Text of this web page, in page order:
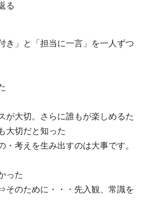
る
き」と「担当に一言」を一人ずつ
が大切。さらに誰もが楽しめるた
大切だと知った
・考えを生み出すのは大事です。
った
そのために・・・先入観、常識を